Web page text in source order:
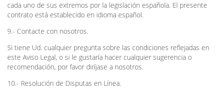
cada uno de sus extremos por la legislación española. El presente
contrato está establecido en idioma español.
9.- Contacte con nosotros.
Si tiene Ud. cualquier pregunta sobre las condiciones reflejadas en
este Aviso Legal, o si le gustaría hacer cualquier sugerencia o
recomendación, por favor diríjase a nosotros.
10.- Resolución de Disputas en Línea.